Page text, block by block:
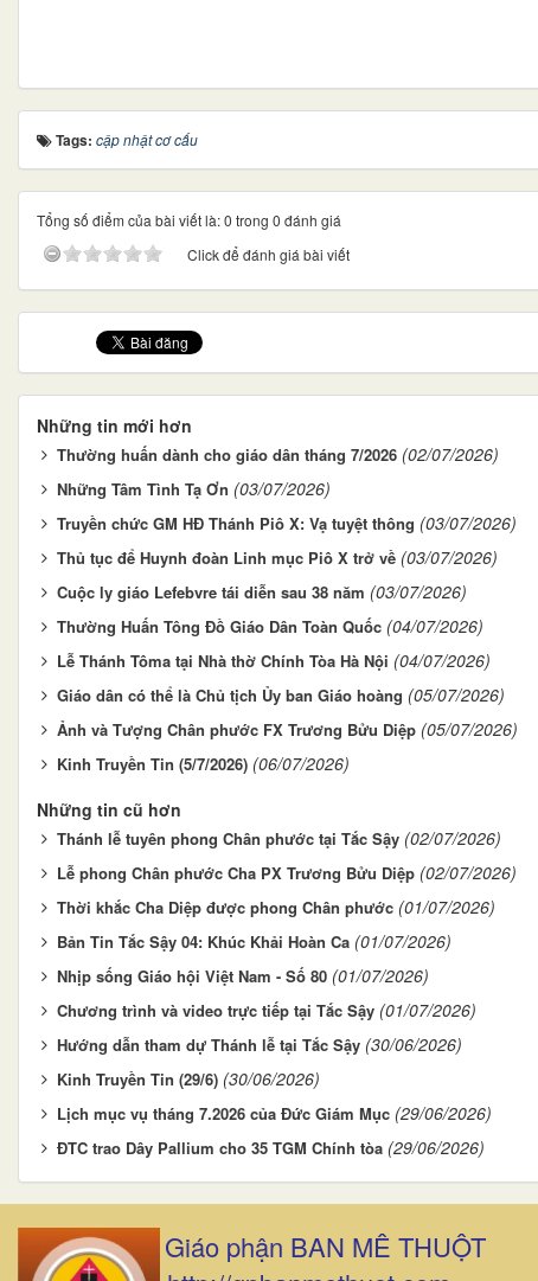
Tags: cập nhật cơ cấu
Tổng số điểm của bài viết là: 0 trong 0 đánh giá
Click để đánh giá bài viết
Những tin mới hơn
Thường huấn dành cho giáo dân tháng 7/2026 (02/07/2026)
Những Tâm Tình Tạ Ơn (03/07/2026)
Truyền chức GM HĐ Thánh Piô X: Vạ tuyệt thông (03/07/2026)
Thủ tục để Huynh đoàn Linh mục Piô X trở về (03/07/2026)
Cuộc ly giáo Lefebvre tái diễn sau 38 năm (03/07/2026)
Thường Huấn Tông Đồ Giáo Dân Toàn Quốc (04/07/2026)
Lễ Thánh Tôma tại Nhà thờ Chính Tòa Hà Nội (04/07/2026)
Giáo dân có thể là Chủ tịch Ủy ban Giáo hoàng (05/07/2026)
Ảnh và Tượng Chân phước FX Trương Bửu Diệp (05/07/2026)
Kinh Truyền Tin (5/7/2026) (06/07/2026)
Những tin cũ hơn
Thánh lễ tuyên phong Chân phước tại Tắc Sậy (02/07/2026)
Lễ phong Chân phước Cha PX Trương Bửu Diệp (02/07/2026)
Thời khắc Cha Diệp được phong Chân phước (01/07/2026)
Bản Tin Tắc Sậy 04: Khúc Khải Hoàn Ca (01/07/2026)
Nhịp sống Giáo hội Việt Nam - Số 80 (01/07/2026)
Chương trình và video trực tiếp tại Tắc Sậy (01/07/2026)
Hướng dẫn tham dự Thánh lễ tại Tắc Sậy (30/06/2026)
Kinh Truyền Tin (29/6) (30/06/2026)
Lịch mục vụ tháng 7.2026 của Đức Giám Mục (29/06/2026)
ĐTC trao Dây Pallium cho 35 TGM Chính tòa (29/06/2026)
Giáo phận BAN MÊ THUỘT